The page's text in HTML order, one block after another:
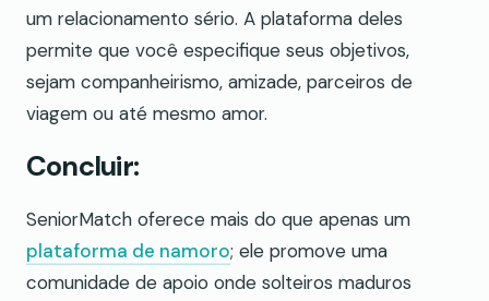
um relacionamento sério. A plataforma deles
permite que você especifique seus objetivos,
sejam companheirismo, amizade, parceiros de
viagem ou até mesmo amor.
Concluir:
SeniorMatch oferece mais do que apenas um
plataforma de namoro; ele promove uma
comunidade de apoio onde solteiros maduros